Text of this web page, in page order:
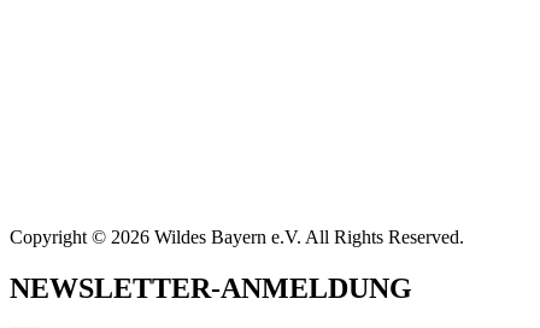
Copyright © 2026 Wildes Bayern e.V. All Rights Reserved.
NEWSLETTER-ANMELDUNG